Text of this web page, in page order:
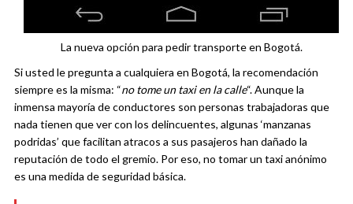
La nueva opción para pedir transporte en Bogotá.
Si usted le pregunta a cualquiera en Bogotá, la recomendación
siempre es la misma: “no tome un taxi en la calle“. Aunque la
inmensa mayoría de conductores son personas trabajadoras que
nada tienen que ver con los delincuentes, algunas ‘manzanas
podridas’ que facilitan atracos a sus pasajeros han dañado la
reputación de todo el gremio. Por eso, no tomar un taxi anónimo
es una medida de seguridad básica.